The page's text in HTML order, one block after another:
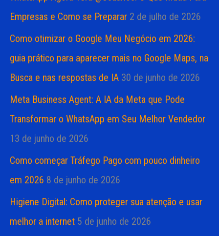
Empresas e Como se Preparar 2 de julho de 2026
Como otimizar o Google Meu Negócio em 2026:
guia prático para aparecer mais no Google Maps, na
Busca e nas respostas de IA 30 de junho de 2026
Meta Business Agent: A IA da Meta que Pode
Transformar o WhatsApp em Seu Melhor Vendedor
13 de junho de 2026
Como começar Tráfego Pago com pouco dinheiro
em 2026 8 de junho de 2026
Higiene Digital: Como proteger sua atenção e usar
melhor a internet 5 de junho de 2026